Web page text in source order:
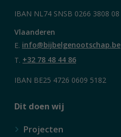
IBAN NL74 SNSB 0266 3808 08
Vlaanderen
E. info@bijbelgenootschap.be
T. +32 78 48 44 86
IBAN BE25 4726 0609 5182
Dit doen wij
Projecten